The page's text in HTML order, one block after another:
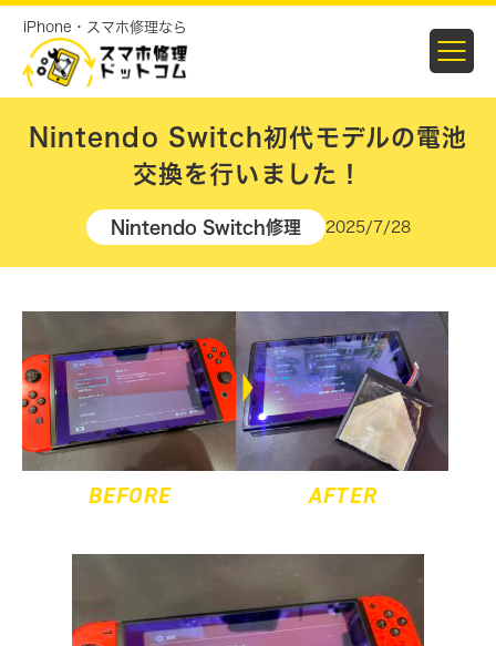
iPhone・スマホ修理なら
Nintendo Switch初代モデルの電池
交換を行いました！
Nintendo Switch修理 2025/7/28
BEFORE AFTER